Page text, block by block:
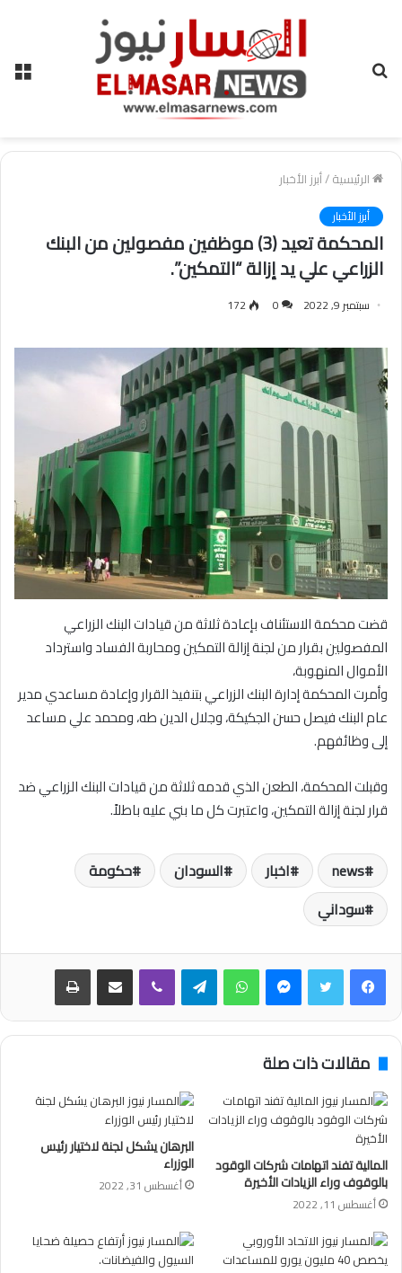
الرئيسية/أبرز الأخبار
أبرز الأخبار
المحكمة تعيد (3) موظفين مفصولين من البنك
الزراعي علي يد إزالة “التمكين”.
سبتمبر 9, 2022 0
172
قضت محكمة الاستئناف بإعادة ثلاثة من قيادات البنك الزراعي
المفصولين بقرار من لجنة إزالة التمكين ومحاربة الفساد واسترداد
الأموال المنهوبة،
وأمرت المحكمة إدارة البنك الزراعي بتنفيذ القرار وإعادة مساعدي مدير
عام البنك فيصل حسن الجكيكة، وجلال الدين طه، ومحمد علي مساعد
إلى وظائفهم.
وقبلت المحكمة، الطعن الذي قدمه ثلاثة من قيادات البنك الزراعي ضد
قرار لجنة إزالة التمكين، واعتبرت كل ما بني عليه باطلاً.
news اخبار السودان
حكومة
سوداني
فيسبوكتويتر ماسنجر واتساب تيلقرام ڤايبر مشاركة عبر البريد طباعة
مقالات ذات صلة
المالية تفند اتهامات شركات الوقود
بالوقوف وراء الزيادات الأخيرة
أغسطس 11, 2022
البرهان يشكل لجنة لاختيار رئيس
الوزراء
أغسطس 31, 2022